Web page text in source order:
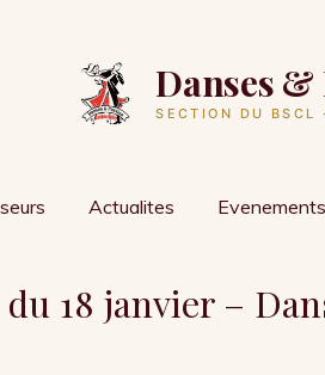
Danses &
SECTION DU BSCL
Actualites Evenements
18 janvier –